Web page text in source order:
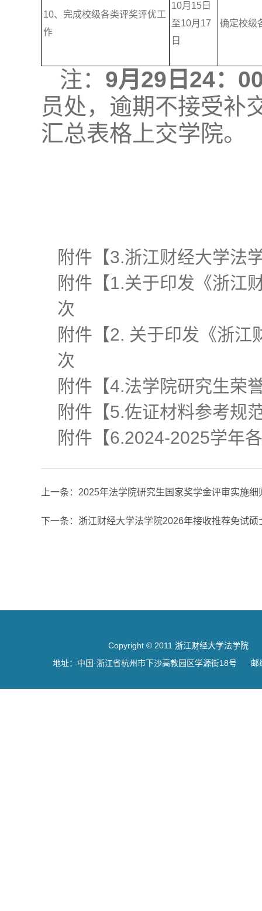
10、完成校级各类评奖评优工
作
10月15日
至10月17
日
确定校级
注： 9月29日24：
员处，逾期不接受补
汇总表格上交学院。
附件【3.浙江财经大学法
附件【1.关于印发《浙江
次
附件【2. 关于印发《浙江
次
附件【4.法学院研究生荣
附件【5.佐证材料参考规
附件【6.2024-2025学年
上一条： 2025年法学院研究生国家奖学金评审实施细
下一条： 浙江财经大学法学院2026年接收推荐免试
Copyright © 2011 浙江财经大学法学院
地址：中国·浙江省杭州市下沙高教园区学源街18号 邮